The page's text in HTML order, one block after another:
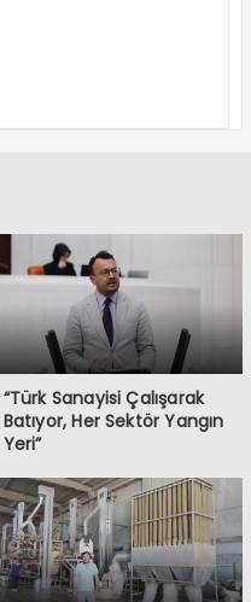
“Türk Sanayisi Çalışarak
Batıyor, Her Sektör Yangın
Yeri”